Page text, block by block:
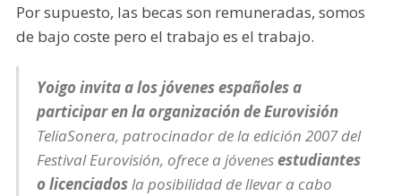
Por supuesto, las becas son remuneradas, somos
de bajo coste pero el trabajo es el trabajo.
Yoigo invita a los jóvenes españoles a
participar en la organización de Eurovisión
TeliaSonera, patrocinador de la edición 2007 del
Festival Eurovisión, ofrece a jóvenesestudiantes
o licenciadosla posibilidad de llevar a cabo